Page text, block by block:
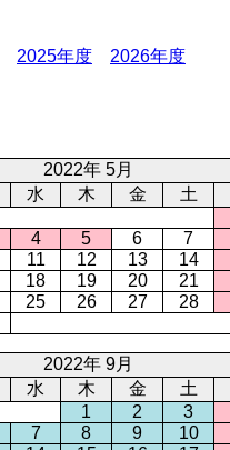
2025年度 2026年度
2022年 5月
水 木 金 土
4 5 6 7
11 12 13 14
18 19 20 21
25 26 27 28
2022年 9月
水 木 金 土
1
2 3
7 8 9 10